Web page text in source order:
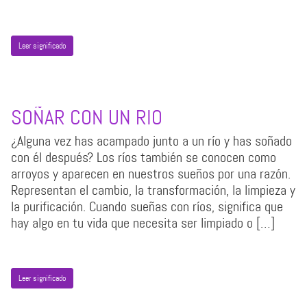
Leer significado
SOÑAR CON UN RIO
¿Alguna vez has acampado junto a un río y has soñado
con él después? Los ríos también se conocen como
arroyos y aparecen en nuestros sueños por una razón.
Representan el cambio, la transformación, la limpieza y
la purificación. Cuando sueñas con ríos, significa que
hay algo en tu vida que necesita ser limpiado o […]
Leer significado